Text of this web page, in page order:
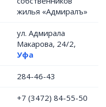
жилья «Адмиралъ»
ул. Адмирала
Макарова, 24/2,
Уфа
284-46-43
+7 (3472) 84-55-50